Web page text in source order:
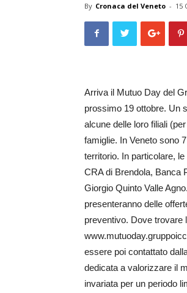
By Cronaca del Veneto - 15
Arriva il Mutuo Day del
prossimo 19 ottobre. Un
alcune delle loro filiali
famiglie. In Veneto sono
territorio. In particolare,
CRA di Brendola, Banca
Giorgio Quinto Valle
presenteranno delle
preventivo. Dove trovare
essere poi contattato
dedicata a valorizzare il
invariata per un periodo